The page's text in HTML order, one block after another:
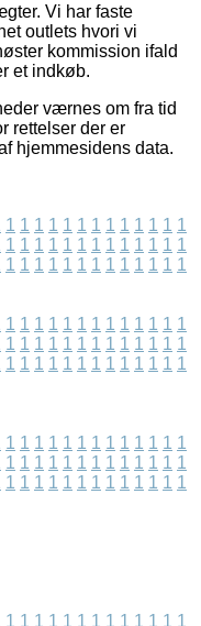
Vi har faste
outlets hvori vi
kommission ifald
et indkøb.
værnes om fra tid
rettelser der er
hjemmesidens data.
1 1 1 1 1 1 1 1 1 1 1 1 1
1 1 1 1 1 1 1 1 1 1 1 1 1
1 1 1 1 1 1 1 1 1 1 1 1 1
1 1 1 1 1 1 1 1 1 1 1 1 1
1 1 1 1 1 1 1 1 1 1 1 1 1
1 1 1 1 1 1 1 1 1 1 1 1 1
1 1 1 1 1 1 1 1 1 1 1 1 1
1 1 1 1 1 1 1 1 1 1 1 1 1
1 1 1 1 1 1 1 1 1 1 1 1 1
1 1 1 1 1 1 1 1 1 1 1 1 1